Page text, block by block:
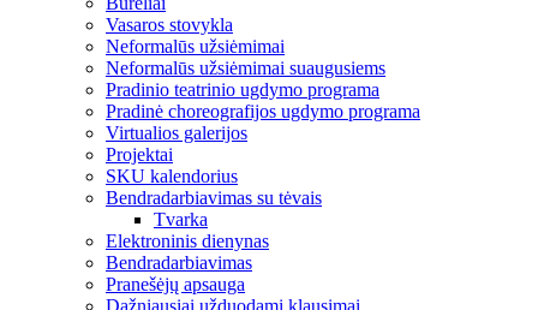
Vasaros stovykla
Neformalūs užsiėmimai
Neformalūs užsiėmimai suaugusiems
Pradinio teatrinio ugdymo programa
Pradinė choreografijos ugdymo programa
Virtualios galerijos
Projektai
SKU kalendorius
Bendradarbiavimas su tėvais
Tvarka
Elektroninis dienynas
Bendradarbiavimas
Pranešėjų apsauga
Dažniausiai užduodami klausimai